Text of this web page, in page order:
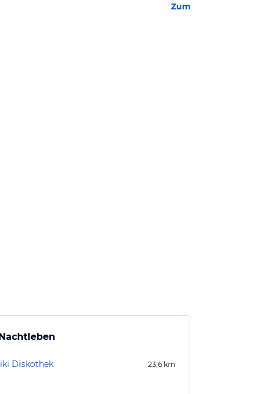
Zum Hotel
Diskothek 23,6 km